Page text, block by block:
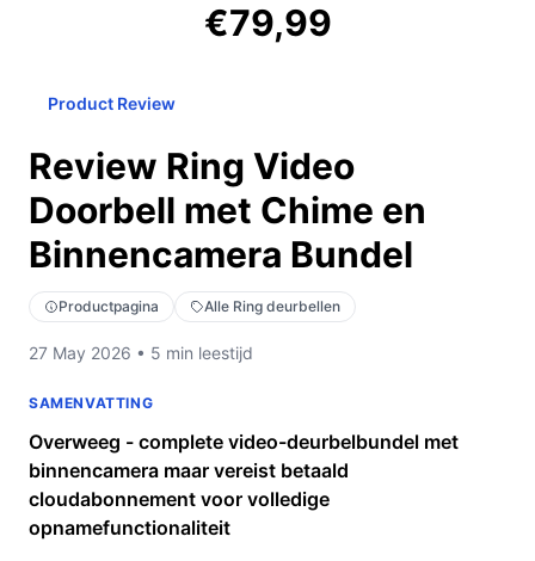
€79,99
Product Review
Review Ring Video
Doorbell met Chime en
Binnencamera Bundel
Productpagina Alle Ring deurbellen
27 May 2026 • 5 min leestijd
SAMENVATTING
Overweeg - complete video-deurbelbundel met
binnencamera maar vereist betaald
cloudabonnement voor volledige
opnamefunctionaliteit